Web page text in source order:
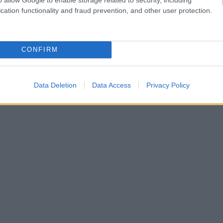
functionality and fraud prevention, and other user protection.
CONFIRM
Data Deletion Data Access Privacy Policy
συνέχεια του πανηγυριού, όπου φαίνονται να